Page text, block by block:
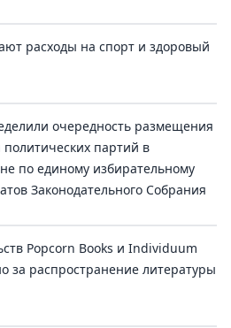
расходы на спорт и здоровый
очередность размещения
партий в
по единому избирательному
Законодательного Собрания
Popcorn Books и Individuum
за распространение литературы